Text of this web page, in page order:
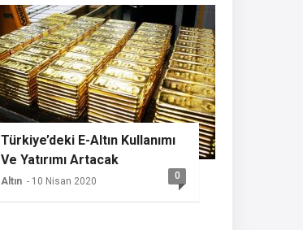
Türkiye’deki E-Altın Kullanımı
Ve Yatırımı Artacak
Altın - 10 Nisan 2020 0